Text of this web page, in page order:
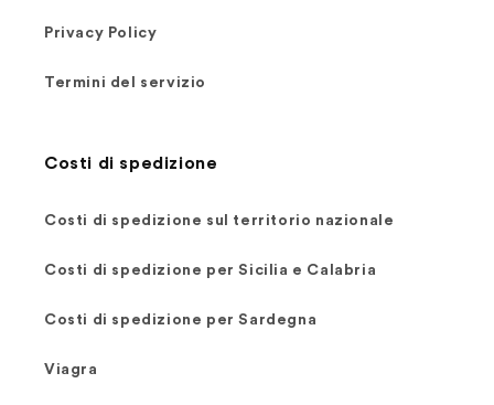
Privacy Policy
Termini del servizio
Costi di spedizione
Costi di spedizione sul territorio nazionale
Costi di spedizione per Sicilia e Calabria
Costi di spedizione per Sardegna
Viagra